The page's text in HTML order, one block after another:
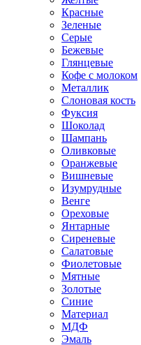
Красные
Зеленые
Серые
Бежевые
Глянцевые
Кофе с молоком
Металлик
Слоновая кость
Фуксия
Шоколад
Шампань
Оливковые
Оранжевые
Вишневые
Изумрудные
Венге
Ореховые
Янтарные
Сиреневые
Салатовые
Фиолетовые
Мятные
Золотые
Синие
Материал
МДФ
Эмаль